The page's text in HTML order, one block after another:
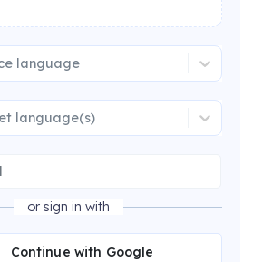
language
language(s)
or sign in with
Continue with Google